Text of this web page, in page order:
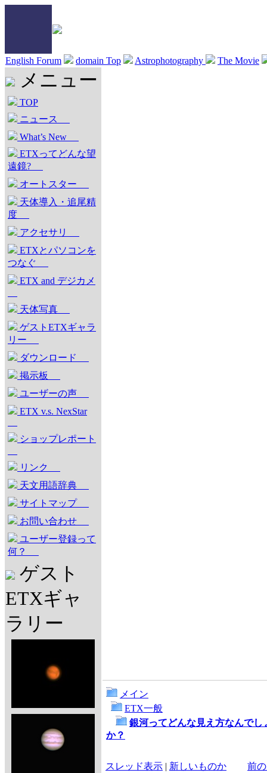
English Forum domain Top Astrophotography The Movie
メニュー
TOP
ニュース
What’s New
ETXってどんな望
遠鏡?
オートスター
天体導入・追尾精
度
アクセサリ
ETXとパソコンを
つなぐ
ETX and デジカメ
天体写真
ゲストETXギャラ
リー
ダウンロード
掲示板
ユーザーの声
ETX v.s. NexStar
ショップレポート
リンク
天文用語辞典
サイトマップ
お問い合わせ
ユーザー登録って
何？
ゲスト
ETXギャ
ラリー
メイン
ETX一般
銀河ってどんな見え方なんでし
か？
スレッド表示 | 新しいものか
前